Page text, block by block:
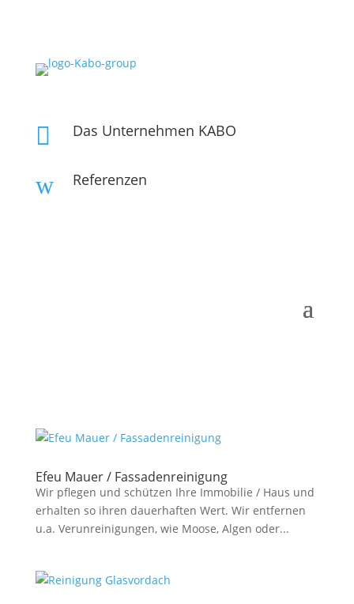
 Das Unternehmen KABO
w Referenzen
Efeu Mauer / Fassadenreinigung
Wir pflegen und schützen Ihre Immobilie / Haus und
erhalten so ihren dauerhaften Wert. Wir entfernen
u.a. Verunreinigungen, wie Moose, Algen oder...